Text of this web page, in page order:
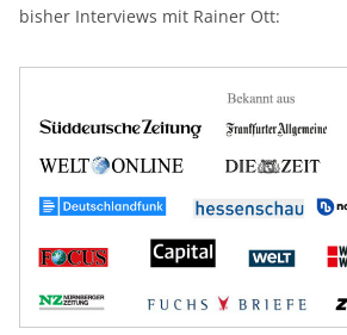
bisher Interviews mit Rainer Ott: